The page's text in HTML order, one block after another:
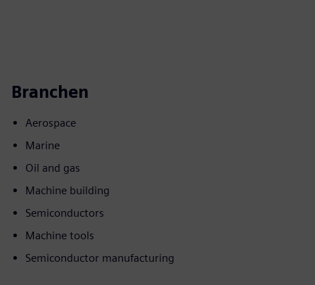
Branchen
Aerospace
Marine
Oil and gas
Machine building
Semiconductors
Machine tools
Semiconductor manufacturing